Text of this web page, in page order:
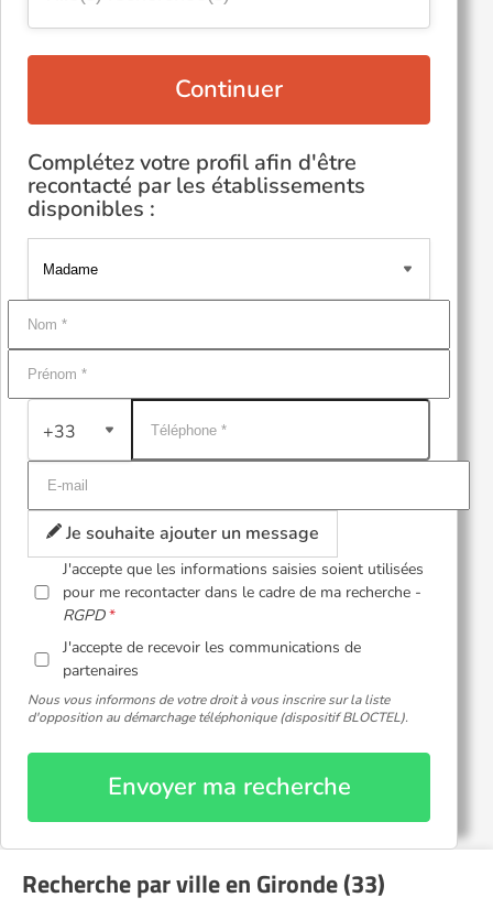
Continuer
Complétez votre profil afin d'être
recontacté par les établissements
disponibles :
+33
Je souhaite ajouter un message
J'accepte que les informations saisies soient utilisées
pour me recontacter dans le cadre de ma recherche -
RGPD
J'accepte de recevoir les communications de
partenaires
Nous vous informons de votre droit à vous inscrire sur la liste
d'opposition au démarchage téléphonique (dispositif BLOCTEL).
Envoyer ma recherche
Recherche par ville en Gironde (33)